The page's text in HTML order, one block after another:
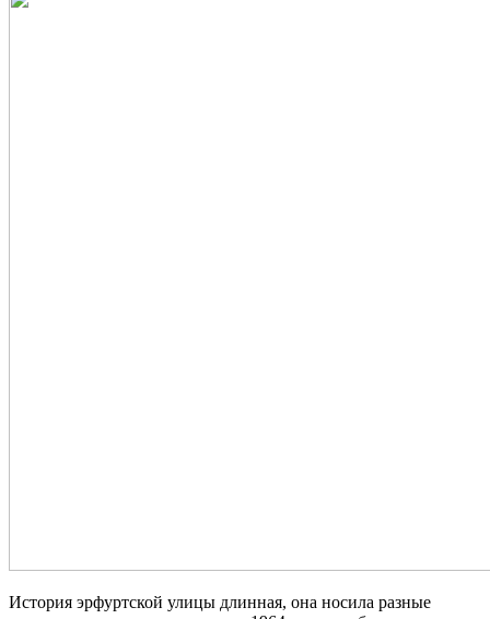
История эрфуртской улицы длинная, она носила разные